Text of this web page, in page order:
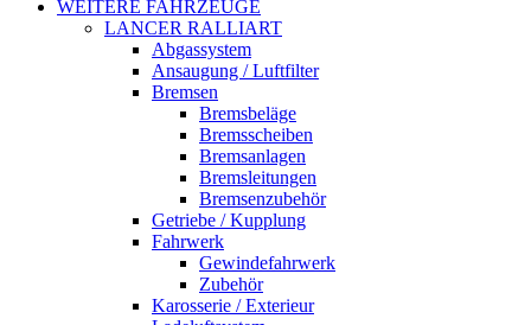
WEITERE FAHRZEUGE
LANCER RALLIART
Abgassystem
Ansaugung / Luftfilter
Bremsen
Bremsbeläge
Bremsscheiben
Bremsanlagen
Bremsleitungen
Bremsenzubehör
Getriebe / Kupplung
Fahrwerk
Gewindefahrwerk
Zubehör
Karosserie / Exterieur